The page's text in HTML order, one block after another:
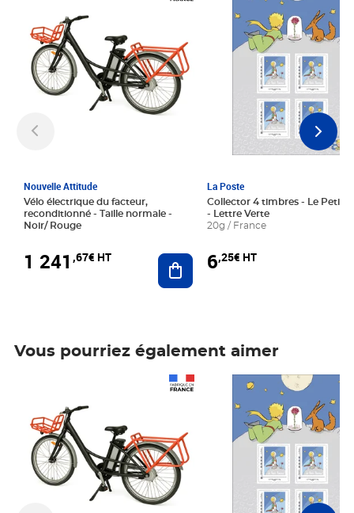
Nouvelle Attitude
Vélo électrique du facteur,
reconditionné - Taille normale -
Noir/ Rouge
1 241 ,67€ HT Ajouter au panier
La Poste
Collector 4 timbres - Le Petit
- Lettre Verte
20g / France
6,25€ HT
Vous pourriez également aimer
Prix 6,25€ HT